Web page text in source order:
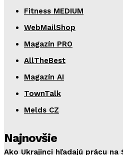
Fitness MEDIUM
WebMailShop
Magazín PRO
AllTheBest
Magazín AI
TownTalk
Melds CZ
Najnovšie
Ako Ukrajinci hľadajú prácu na